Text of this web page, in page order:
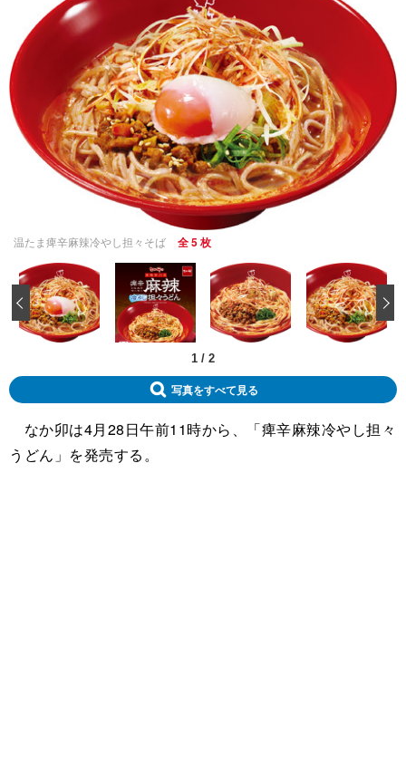
温たま痺辛麻辣冷やし担々そば 全 5 枚
1 / 2
‹
写真をすべて見る
なか卯は4月28日午前11時から、「痺辛麻辣冷やし担々
うどん」を発売する。